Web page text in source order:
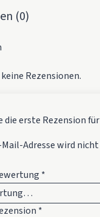
(0)
Rezensionen.
die erste Rezension
Mail-Adresse wird
*
*